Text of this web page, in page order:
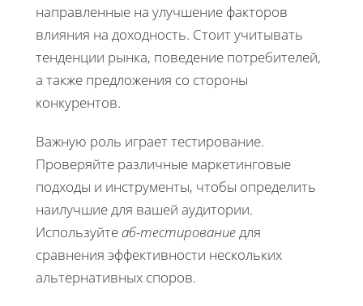
направленные на улучшение факторов
влияния на доходность. Стоит учитывать
тенденции рынка, поведение потребителей,
а также предложения со стороны
конкурентов.
Важную роль играет тестирование.
Проверяйте различные маркетинговые
подходы и инструменты, чтобы определить
наилучшие для вашей аудитории.
Используйте аб-тестированиедля
сравнения эффективности нескольких
альтернативных споров.